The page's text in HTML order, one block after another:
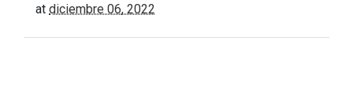
at diciembre 06, 2022